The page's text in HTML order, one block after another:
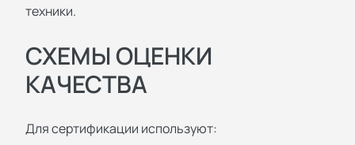
техники.
СХЕМЫ ОЦЕНКИ
КАЧЕСТВА
Для сертификации используют: